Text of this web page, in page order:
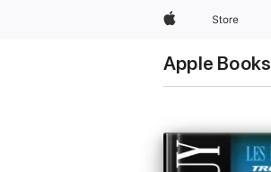
AppleStore
Apple Books